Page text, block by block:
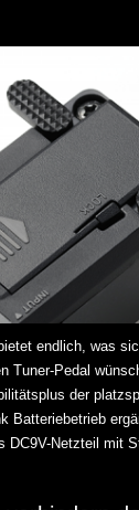
endlich, was
Tuner-Pedal
der
Batteriebetrieb
DC9V-Netzteil mit